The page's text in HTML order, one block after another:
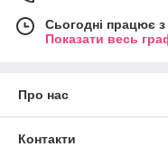
Сьогодні працює
Показати весь
Про нас
Контакти